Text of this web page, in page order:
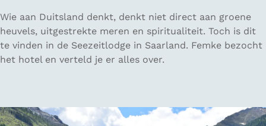
e
V
e
l
e
n
:
P
s
o
n
n
i
z
u
S
e
e
z
l
Wie aan Duitsland denkt, denkt niet direct aan groene
heuvels, uitgestrekte meren en spiritualiteit. Toch is dit
te vinden in de Seezeitlodge in Saarland. Femke bezocht
het hotel en verteld je er alles over.